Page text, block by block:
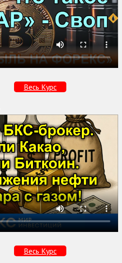
Весь Курс
Весь Курс